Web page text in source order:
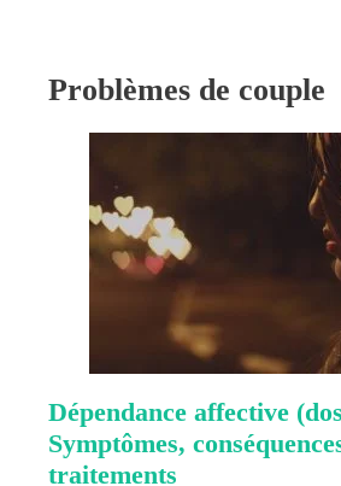
Problèmes de couple
Dépendance affective
Symptômes,
traitements